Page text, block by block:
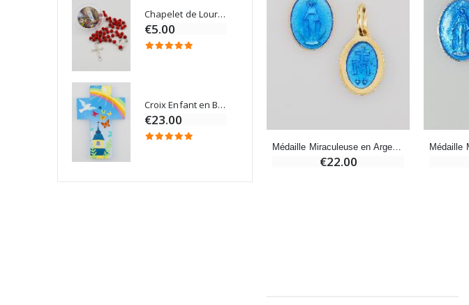
Chapelet de Lourdes en Bois
€5.00
Croix Enfant en Bois Eglise Papillons et Arc-en-ciel 15 cm
€23.00
Huile d'Onction
€9.90
Médaille Miraculeuse en Argent Doré & Émail - 13mm
€22.00